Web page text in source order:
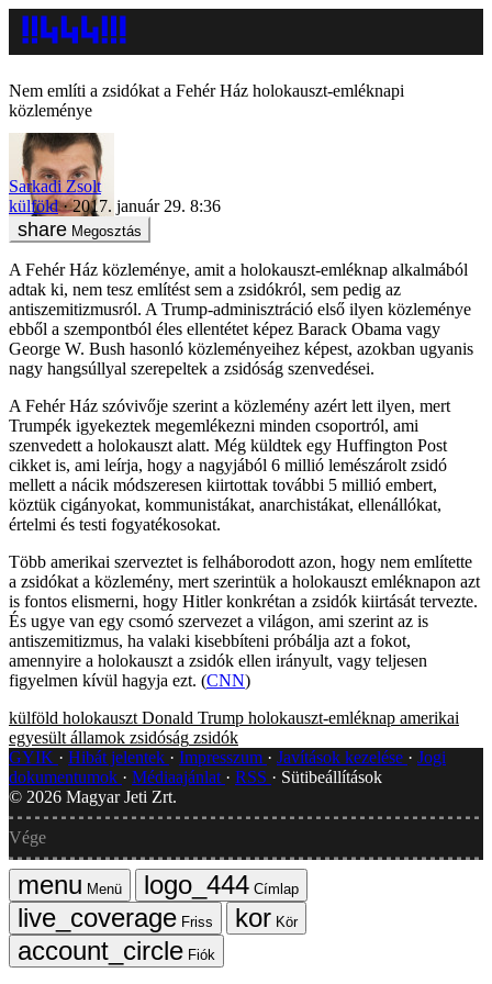
Nem említi a zsidókat a Fehér Ház holokauszt-emléknapi
közleménye
Sarkadi Zsolt
külföld
2017. január 29. 8:36
Megosztás
A Fehér Ház közleménye, amit a holokauszt-emléknap alkalmából
adtak ki, nem tesz említést sem a zsidókról, sem pedig az
antiszemitizmusról. A Trump-adminisztráció első ilyen közleménye
ebből a szempontból éles ellentétet képez Barack Obama vagy
George W. Bush hasonló közleményeihez képest, azokban ugyanis
nagy hangsúllyal szerepeltek a zsidóság szenvedései.
A Fehér Ház szóvivője szerint a közlemény azért lett ilyen, mert
Trumpék igyekeztek megemlékezni minden csoportról, ami
szenvedett a holokauszt alatt. Még küldtek egy Huffington Post
cikket is, ami leírja, hogy a nagyjából 6 millió lemészárolt zsidó
mellett a nácik módszeresen kiirtottak további 5 millió embert,
köztük cigányokat, kommunistákat, anarchistákat, ellenállókat,
értelmi és testi fogyatékosokat.
Több amerikai szerveztet is felháborodott azon, hogy nem említette
a zsidókat a közlemény, mert szerintük a holokauszt emléknapon azt
is fontos elismerni, hogy Hitler konkrétan a zsidók kiirtását tervezte.
És ugye van egy csomó szervezet a világon, ami szerint az is
antiszemitizmus, ha valaki kisebbíteni próbálja azt a fokot,
amennyire a holokauszt a zsidók ellen irányult, vagy teljesen
figyelmen kívül hagyja ezt. (CNN)
külföld holokauszt Donald Trump holokauszt-emléknap amerikai
egyesült államok zsidóság zsidók
GYIK
Hibát jelentek Impresszum Javítások kezelése
Jogi
dokumentumok
Médiaajánlat RSS
Sütibeállítások
© 2026 Magyar Jeti Zrt.
Vége
Menü
Címlap
Friss
Kör
Fiók